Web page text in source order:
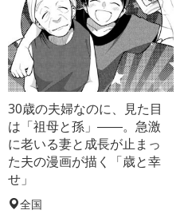
30歳の夫婦なのに、見た目
は「祖母と孫」――。急激
に老いる妻と成長が止まっ
た夫の漫画が描く「歳と幸
せ」
全国